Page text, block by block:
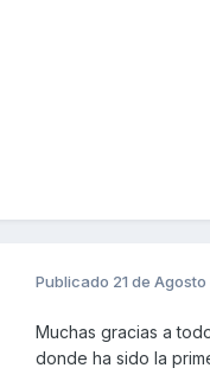
Publicado 21 de
Muchas gracias a
donde ha sido la